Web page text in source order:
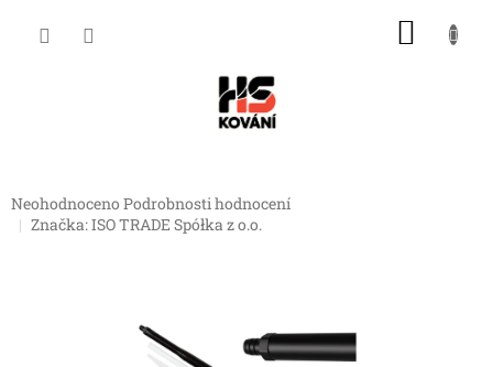
Průměrné
hodnocení
Neohodnoceno Podrobnosti hodnocení
Značka:ISO TRADE Spółka z o.o.